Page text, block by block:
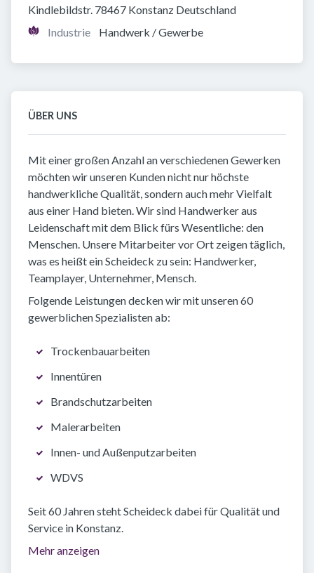
Kindlebildstr. 78467 Konstanz Deutschland
Industrie
Handwerk / Gewerbe
ÜBER UNS
Mit einer großen Anzahl an verschiedenen Gewerken
möchten wir unseren Kunden nicht nur höchste
handwerkliche Qualität, sondern auch mehr Vielfalt
aus einer Hand bieten. Wir sind Handwerker aus
Leidenschaft mit dem Blick fürs Wesentliche: den
Menschen. Unsere Mitarbeiter vor Ort zeigen täglich,
was es heißt ein Scheideck zu sein: Handwerker,
Teamplayer, Unternehmer, Mensch.
Folgende Leistungen decken wir mit unseren 60
gewerblichen Spezialisten ab:
Trockenbauarbeiten
Innentüren
Brandschutzarbeiten
Malerarbeiten
Innen- und Außenputzarbeiten
WDVS
Seit 60 Jahren steht Scheideck dabei für Qualität und
Service in Konstanz.
Mehr anzeigen